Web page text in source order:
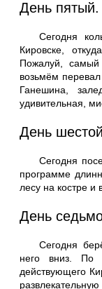
День пятый.
Сегодня
Кировске,
Пожалуй,
возьмём
Ганешина,
удивительная,
День
Сегодня
программе
лесу на костре и
День
Сегодня
него вниз. По
действующего